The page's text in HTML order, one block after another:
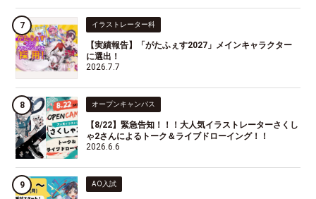
イラストレーター科
【実績報告】「がたふぇす2027」メインキャラクター
に選出！
2026.7.7
オープンキャンパス
【8/22】緊急告知！！！大人気イラストレーターさくし
ゃ2さんによるトーク＆ライブドローイング！！
2026.6.6
AO入試